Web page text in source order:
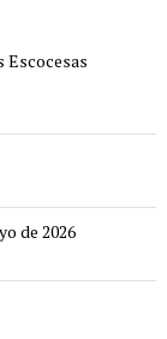
Escocesas
de 2026